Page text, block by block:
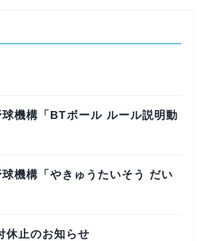
機構「BTボール ルール説明動
機構「やきゅうたいそう だい
休止のお知らせ